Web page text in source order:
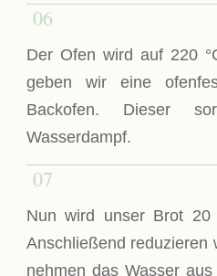
06
Der Ofen wird auf 220
geben wir eine
Backofen. Dieser
Wasserdampf.
07
Nun wird unser Brot 20
Anschließend reduzieren
nehmen das Wasser